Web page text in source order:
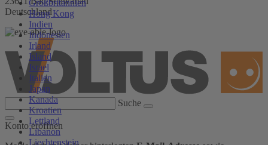
Großbritannien
Hong Kong
Indien
Indonesien
Irland
Island
Israel
Italien
Japan
Kanada
Kroatien
Lettland
Libanon
Liechtenstein
Deutschland
Suche
Konto eröffnen